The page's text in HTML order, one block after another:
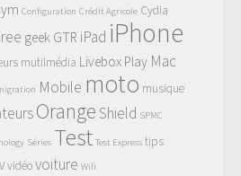
Configuration Crédit Agricole Cydia
geek GTR iPad iPhone
mutilmédia Livebox Play Mac
Mobile moto musique
OrangeShield SPMC
Séries Test Test Express tips
vidéovoiture Wifi